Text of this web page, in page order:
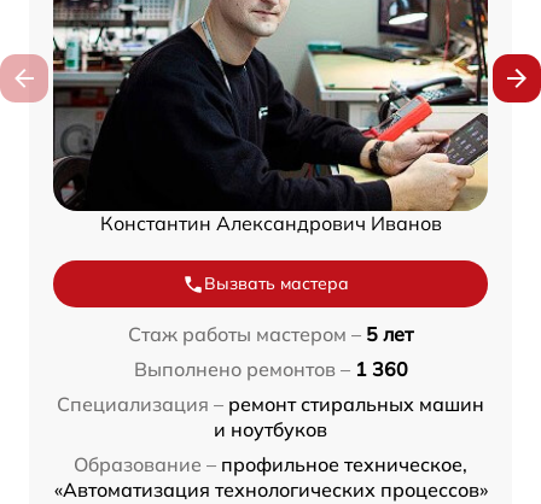
Константин Александрович Иванов
Вызвать мастера
Стаж работы мастером – 5 лет
Выполнено ремонтов – 1 360
Специализация – ремонт стиральных машин
и ноутбуков
Образование – профильное техническое,
«Автоматизация технологических процессов»